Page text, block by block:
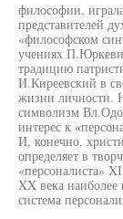
философии,
представителей
«философском
учениях
традицию
И.Киреевский в
жизни личности.
символизм
интерес к
И, конечно,
определяет в
«персоналиста»
XX века наиболее
система